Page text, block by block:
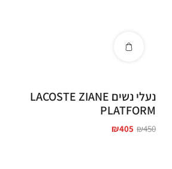
נעלי נשים LACOSTE ZIANE
PLATFORM
₪450
₪405